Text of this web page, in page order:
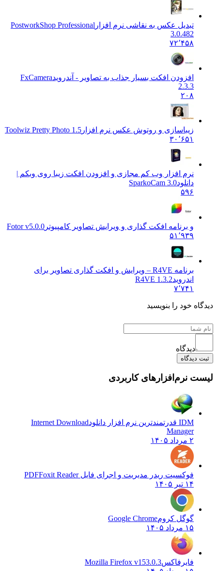
تبدیل عکس به نقاشی نرم افزار PostworkShop Professional
3.0.482
۷۲٬۴۵۸
افزودن افکت بسیار جذاب به تصاویر - آندرویدFxCamera
زیباسازی و روتوش عکس نرم افزار Toolwiz Pretty Photo 1.5
۳۰٬۶۵۱
نرم افزار وب کم مجازی و افزودن افکت زیبا روی وبکم |
SparkoCam 3.0
و برنامه افکت گذاری و ویرایش تصاویر کامپیوترFotor v5.0.0
۵۱٬۹۳۹
برنامه R4VE – ویرایش و افکت گذاری تصاویر برای
اندروید1.3.2 R4VE
۷٬۷۴۱
خود را بنویسید
دیدگاه
نرم‌افزارهای کاربردی
Internet Download
Manager
فوکسیت ریدر مدیریت و اجرای فایل PDF Foxit Reader
گوگل کروم Google Chrome
فایرفاکسMozilla Firefox v153.0.3